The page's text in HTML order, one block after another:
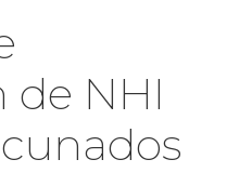
NHI